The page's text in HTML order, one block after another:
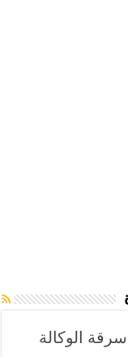
الوكالة